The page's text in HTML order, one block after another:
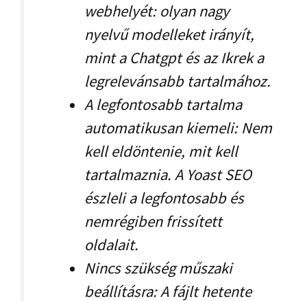
webhelyét: olyan nagy
nyelvű modelleket irányít,
mint a Chatgpt és az Ikrek a
legrelevánsabb tartalmához.
A legfontosabb tartalma
automatikusan kiemeli: Nem
kell eldöntenie, mit kell
tartalmaznia. A Yoast SEO
észleli a legfontosabb és
nemrégiben frissített
oldalait.
Nincs szükség műszaki
beállításra: A fájlt hetente